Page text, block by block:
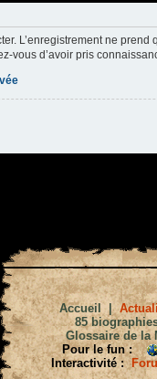
L’enregistrement ne
vous d’avoir pris
Accueil|
85
Glossaire de la
Pour le fun :
Interactivité :